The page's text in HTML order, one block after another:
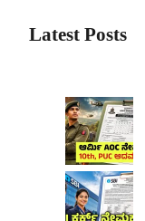
Latest Posts